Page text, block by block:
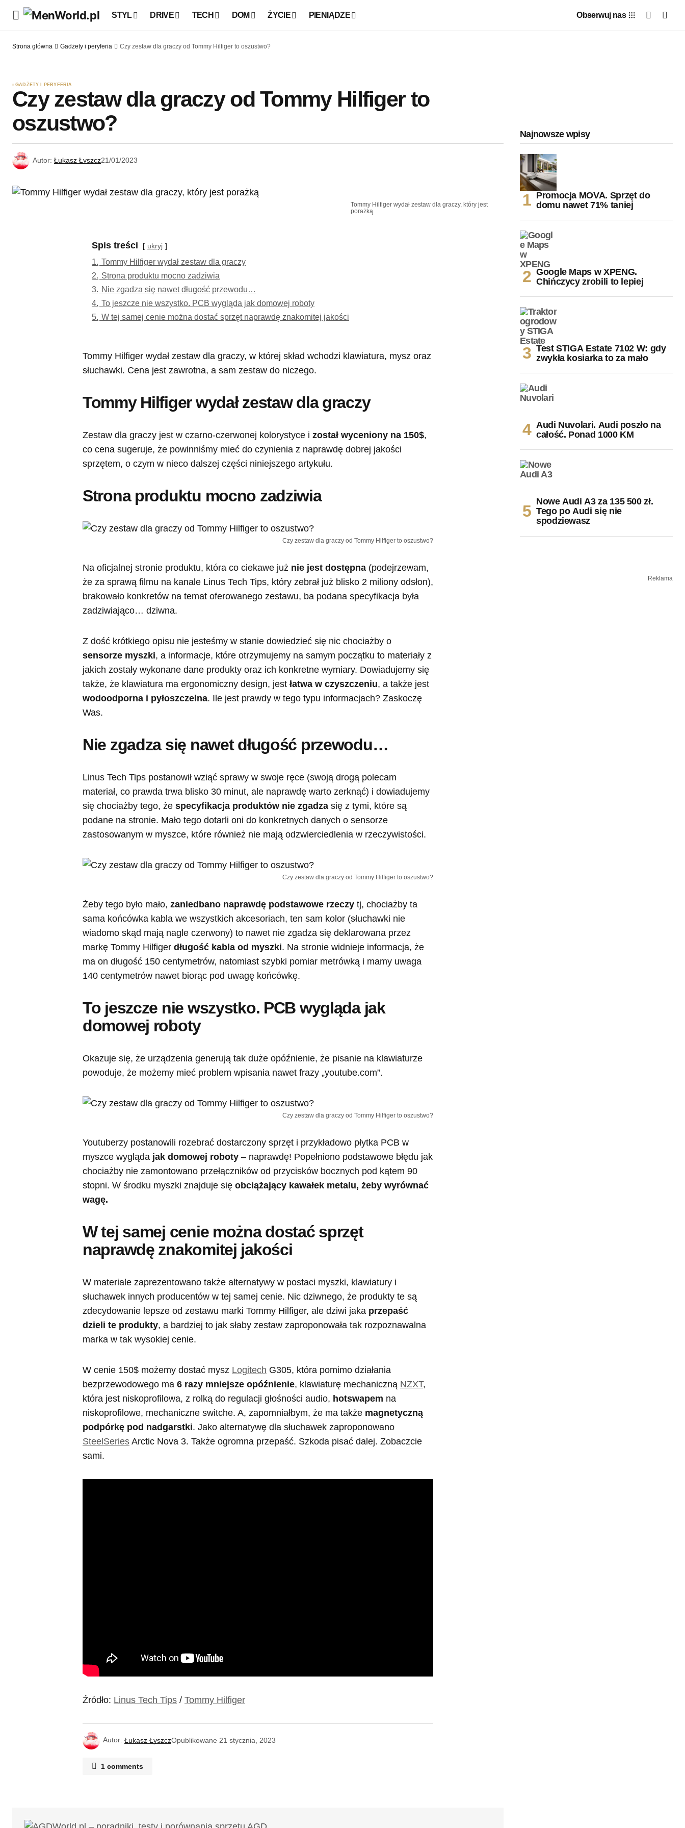
STYL DRIVE TECH DOM ŻYCIE PIENIĄDZE Obserwuj nas
Strona główna Gadżety i peryferia Czy zestaw dla graczy od Tommy Hilfiger to oszustwo?
GADŻETY I PERYFERIA
Czy zestaw dla graczy od Tommy Hilfiger to
oszustwo?
Autor: Łukasz Łyszcz21/01/2023
Tommy Hilfiger wydał zestaw dla graczy, który jest
porażką
Spis treści ukryj
1. Tommy Hilfiger wydał zestaw dla graczy
2. Strona produktu mocno zadziwia
3. Nie zgadza się nawet długość przewodu…
4. To jeszcze nie wszystko. PCB wygląda jak domowej roboty
5. W tej samej cenie można dostać sprzęt naprawdę znakomitej jakości
Tommy Hilfiger wydał zestaw dla graczy, w której skład wchodzi klawiatura, mysz oraz
słuchawki. Cena jest zawrotna, a sam zestaw do niczego.
Tommy Hilfiger wydał zestaw dla graczy
Zestaw dla graczy jest w czarno-czerwonej kolorystyce i został wyceniony na 150$,
co cena sugeruje, że powinniśmy mieć do czynienia z naprawdę dobrej jakości
sprzętem, o czym w nieco dalszej części niniejszego artykułu.
Strona produktu mocno zadziwia
Czy zestaw dla graczy od Tommy Hilfiger to oszustwo?
Na oficjalnej stronie produktu, która co ciekawe już nie jest dostępna (podejrzewam,
że za sprawą filmu na kanale Linus Tech Tips, który zebrał już blisko 2 miliony odsłon),
brakowało konkretów na temat oferowanego zestawu, ba podana specyfikacja była
zadziwiająco… dziwna.
Z dość krótkiego opisu nie jesteśmy w stanie dowiedzieć się nic chociażby o
sensorze myszki, a informacje, które otrzymujemy na samym początku to materiały z
jakich zostały wykonane dane produkty oraz ich konkretne wymiary. Dowiadujemy się
także, że klawiatura ma ergonomiczny design, jest łatwa w czyszczeniu, a także jest
wodoodporna i pyłoszczelna. Ile jest prawdy w tego typu informacjach? Zaskoczę
Was.
Nie zgadza się nawet długość przewodu…
Linus Tech Tips postanowił wziąć sprawy w swoje ręce (swoją drogą polecam
materiał, co prawda trwa blisko 30 minut, ale naprawdę warto zerknąć) i dowiadujemy
się chociażby tego, że specyfikacja produktów nie zgadza się z tymi, które są
podane na stronie. Mało tego dotarli oni do konkretnych danych o sensorze
zastosowanym w myszce, które również nie mają odzwierciedlenia w rzeczywistości.
Czy zestaw dla graczy od Tommy Hilfiger to oszustwo?
Żeby tego było mało, zaniedbano naprawdę podstawowe rzeczy tj, chociażby ta
sama końcówka kabla we wszystkich akcesoriach, ten sam kolor (słuchawki nie
wiadomo skąd mają nagle czerwony) to nawet nie zgadza się deklarowana przez
markę Tommy Hilfiger długość kabla od myszki. Na stronie widnieje informacja, że
ma on długość 150 centymetrów, natomiast szybki pomiar metrówką i mamy uwaga
140 centymetrów nawet biorąc pod uwagę końcówkę.
To jeszcze nie wszystko. PCB wygląda jak
domowej roboty
Okazuje się, że urządzenia generują tak duże opóźnienie, że pisanie na klawiaturze
powoduje, że możemy mieć problem wpisania nawet frazy „youtube.com”.
Czy zestaw dla graczy od Tommy Hilfiger to oszustwo?
Youtuberzy postanowili rozebrać dostarczony sprzęt i przykładowo płytka PCB w
myszce wygląda jak domowej roboty – naprawdę! Popełniono podstawowe błędu jak
chociażby nie zamontowano przełączników od przycisków bocznych pod kątem 90
stopni. W środku myszki znajduje się obciążający kawałek metalu, żeby wyrównać
wagę.
W tej samej cenie można dostać sprzęt
naprawdę znakomitej jakości
W materiale zaprezentowano także alternatywy w postaci myszki, klawiatury i
słuchawek innych producentów w tej samej cenie. Nic dziwnego, że produkty te są
zdecydowanie lepsze od zestawu marki Tommy Hilfiger, ale dziwi jaka przepaść
dzieli te produkty, a bardziej to jak słaby zestaw zaproponowała tak rozpoznawalna
marka w tak wysokiej cenie.
W cenie 150$ możemy dostać mysz Logitech G305, która pomimo działania
bezprzewodowego ma 6 razy mniejsze opóźnienie, klawiaturę mechaniczną NZXT,
która jest niskoprofilowa, z rolką do regulacji głośności audio, hotswapem na
niskoprofilowe, mechaniczne switche. A, zapomniałbym, że ma także magnetyczną
podpórkę pod nadgarstki. Jako alternatywę dla słuchawek zaproponowano
SteelSeries Arctic Nova 3. Także ogromna przepaść. Szkoda pisać dalej. Zobaczcie
sami.
Źródło: Linus Tech Tips / Tommy Hilfiger
Autor: Łukasz ŁyszczOpublikowane 21 stycznia, 2023
1 comments
& Olufsen i od razu jest inny komfort grania.
Najnowsze wpisy
Promocja MOVA. Sprzęt do
domu nawet 71% taniej
Google Maps w XPENG.
Chińczycy zrobili to lepiej
Test STIGA Estate 7102 W: gdy
zwykła kosiarka to za mało
Audi Nuvolari. Audi poszło na
całość. Ponad 1000 KM
Nowe Audi A3 za 135 500 zł.
Tego po Audi się nie
spodziewasz
Reklama